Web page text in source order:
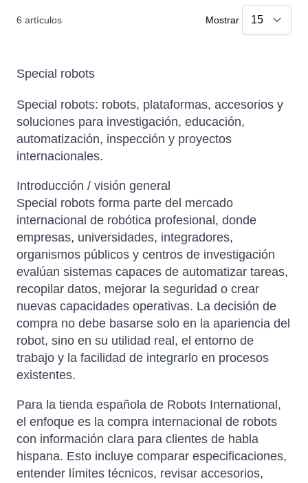
6 artículos Mostrar
Special robots
Special robots: robots, plataformas, accesorios y
soluciones para investigación, educación,
automatización, inspección y proyectos
internacionales.
Introducción / visión general
Special robots forma parte del mercado
internacional de robótica profesional, donde
empresas, universidades, integradores,
organismos públicos y centros de investigación
evalúan sistemas capaces de automatizar tareas,
recopilar datos, mejorar la seguridad o crear
nuevas capacidades operativas. La decisión de
compra no debe basarse solo en la apariencia del
robot, sino en su utilidad real, el entorno de
trabajo y la facilidad de integrarlo en procesos
existentes.
Para la tienda española de Robots International,
el enfoque es la compra internacional de robots
con información clara para clientes de habla
hispana. Esto incluye comparar especificaciones,
entender límites técnicos, revisar accesorios,